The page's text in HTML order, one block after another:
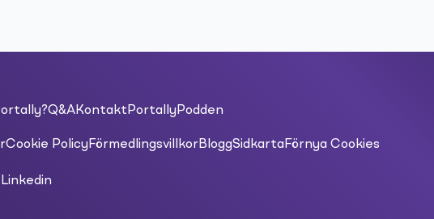
Q&AKontakt PortallyPodden
Cookie Policy FörmedlingsvillkorBloggSidkarta Förnya Cookies
Linkedin